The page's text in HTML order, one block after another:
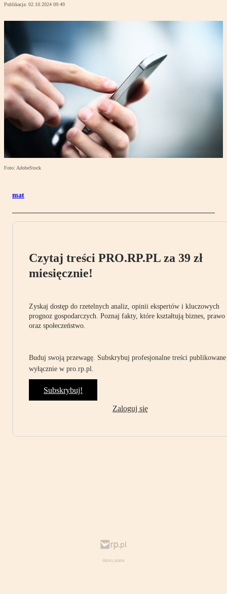
Publikacja: 02.10.2024 09:49
Foto: AdobeStock
mat
Czytaj treści PRO.RP.PL za 39 zł
miesięcznie!
Zyskaj dostęp do rzetelnych analiz, opinii ekspertów i kluczowych
prognoz gospodarczych. Poznaj fakty, które kształtują biznes, prawo
oraz społeczeństwo.
Buduj swoją przewagę. Subskrybuj profesjonalne treści publikowane
wyłącznie w pro.rp.pl.
Subskrybuj!
Zaloguj się